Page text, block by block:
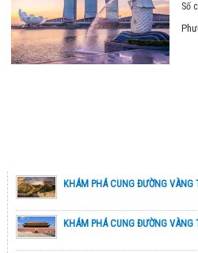
Chương trình tham khảo
Chương trình tham khảo
Chương trình tham khảo
Số
KHÁM PHÁ CUNG ĐƯỜNG VÀNG
KHÁM PHÁ CUNG ĐƯỜNG VÀNG